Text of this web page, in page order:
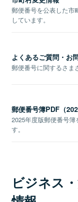
郵便番号を公表した市
しています。
よくあるご質問・お
郵便番号に関するさま
郵便番号簿PDF（
2025年度版郵便番号
す。
ビジネス